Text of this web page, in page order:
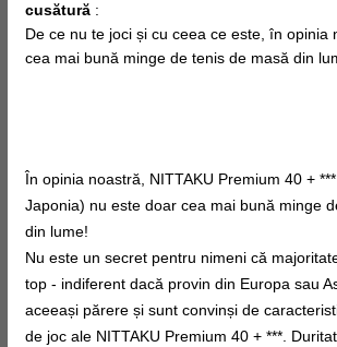
cusătură:
De ce nu te joci și cu ceea ce este, în opinia
cea mai bună minge de tenis de masă din
În opinia noastră, NITTAKU Premium 40 +
Japonia) nu este doar cea mai bună minge
din lume!
Nu este un secret pentru nimeni că
top - indiferent dacă provin din Europa sau
aceeași părere și sunt convinși de
de joc ale NITTAKU Premium 40 + ***.